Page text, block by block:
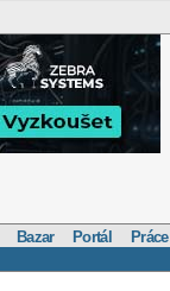
Bazar Portál Práce